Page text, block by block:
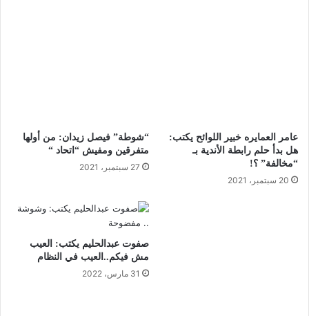
عامر العمايره خبير اللوائح يكتب:
هل بدأ حلم رابطة الأندية بـ
“مخالفة” ؟!
20 سبتمبر، 2021
“شوطة” فيصل زيدان: من أولها
متفرقين ومفيش “اتحاد “
27 سبتمبر، 2021
صفوت عبدالحليم يكتب: العيب
مش فيكم..العيب في النظام
31 مارس، 2022